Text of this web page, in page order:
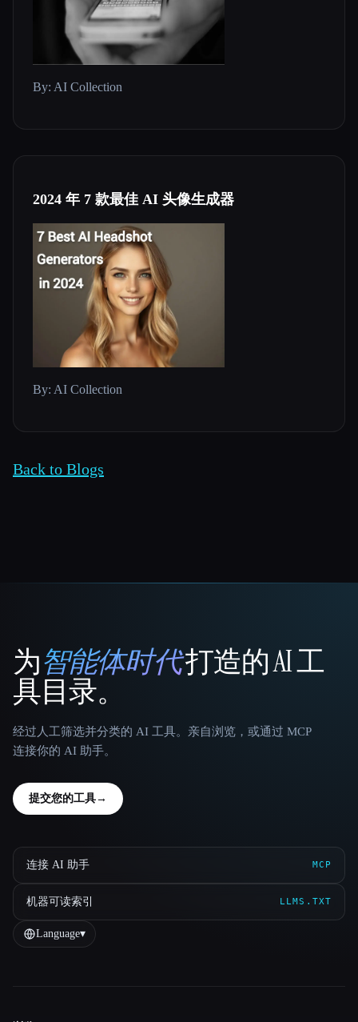
By: AI Collection
2024 年 7 款最佳 AI 头像生成器
By: AI Collection
Back to Blogs
That AI Collection
为智能体时代打造的 AI 工
具目录。
经过人工筛选并分类的 AI 工具。亲自浏览，或通过 MCP
连接你的 AI 助手。
提交您的工具→
连接 AI 助手 MCP
机器可读索引 LLMS.TXT
Language▾